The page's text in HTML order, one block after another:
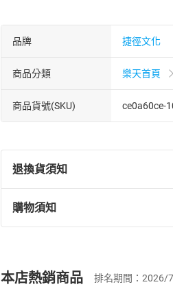
【學歷】 國立成功大學外國語文學
美國ATI TESOL INSTITUTE英文教
【經歷】 (升大學英語教學)
彰化 家家補習班 / 斗六 佳興補習
GO STUDY世界學人留學機構IELTS
【暢銷著作】《英文搶分片語，看
了》
《一眼看懂英文閱讀》、《7000
【最新著作】
品牌 捷徑文化
商品分類 樂天首頁
商品貨號(SKU) ce0a60ce-
退換貨須知
退換貨規定：
(一)依消費者保護法第19條
(二)消費者訂購本店鋪之商
購物須知
本店熱銷商品 排名期間：2026/